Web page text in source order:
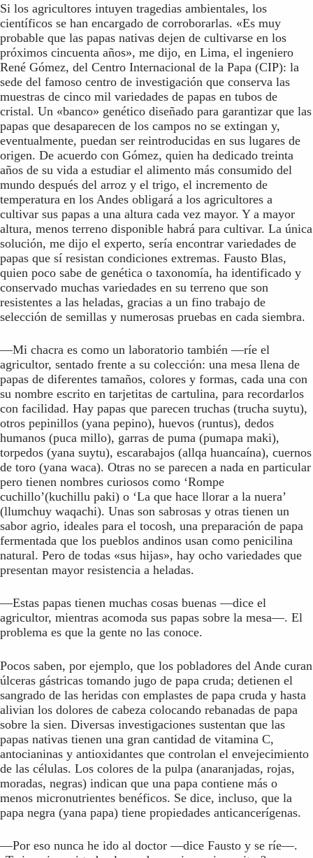
Si los agricultores intuyen tragedias ambientales, los
científicos se han encargado de corroborarlas. «Es muy
probable que las papas nativas dejen de cultivarse en los
próximos cincuenta años», me dijo, en Lima, el ingeniero
René Gómez, del Centro Internacional de la Papa (CIP): la
sede del famoso centro de investigación que conserva las
muestras de cinco mil variedades de papas en tubos de
cristal. Un «banco» genético diseñado para garantizar que las
papas que desaparecen de los campos no se extingan y,
eventualmente, puedan ser reintroducidas en sus lugares de
origen. De acuerdo con Gómez, quien ha dedicado treinta
años de su vida a estudiar el alimento más consumido del
mundo después del arroz y el trigo, el incremento de
temperatura en los Andes obligará a los agricultores a
cultivar sus papas a una altura cada vez mayor. Y a mayor
altura, menos terreno disponible habrá para cultivar. La única
solución, me dijo el experto, sería encontrar variedades de
papas que sí resistan condiciones extremas. Fausto Blas,
quien poco sabe de genética o taxonomía, ha identificado y
conservado muchas variedades en su terreno que son
resistentes a las heladas, gracias a un fino trabajo de
selección de semillas y numerosas pruebas en cada siembra.
—Mi chacra es como un laboratorio también —ríe el
agricultor, sentado frente a su colección: una mesa llena de
papas de diferentes tamaños, colores y formas, cada una con
su nombre escrito en tarjetitas de cartulina, para recordarlos
con facilidad. Hay papas que parecen truchas (trucha suytu),
otros pepinillos (yana pepino), huevos (runtus), dedos
humanos (puca millo), garras de puma (pumapa maki),
torpedos (yana suytu), escarabajos (allqa huancaína), cuernos
de toro (yana waca). Otras no se parecen a nada en particular
pero tienen nombres curiosos como ‘Rompe
cuchillo’(kuchillu paki) o ‘La que hace llorar a la nuera’
(llumchuy waqachi). Unas son sabrosas y otras tienen un
sabor agrio, ideales para el tocosh, una preparación de papa
fermentada que los pueblos andinos usan como penicilina
natural. Pero de todas «sus hijas», hay ocho variedades que
presentan mayor resistencia a heladas.
—Estas papas tienen muchas cosas buenas —dice el
agricultor, mientras acomoda sus papas sobre la mesa—. El
problema es que la gente no las conoce.
Pocos saben, por ejemplo, que los pobladores del Ande curan
úlceras gástricas tomando jugo de papa cruda; detienen el
sangrado de las heridas con emplastes de papa cruda y hasta
alivian los dolores de cabeza colocando rebanadas de papa
sobre la sien. Diversas investigaciones sustentan que las
papas nativas tienen una gran cantidad de vitamina C,
antocianinas y antioxidantes que controlan el envejecimiento
de las células. Los colores de la pulpa (anaranjadas, rojas,
moradas, negras) indican que una papa contiene más o
menos micronutrientes benéficos. Se dice, incluso, que la
papa negra (yana papa) tiene propiedades anticancerígenas.
—Por eso nunca he ido al doctor —dice Fausto y se ríe—.